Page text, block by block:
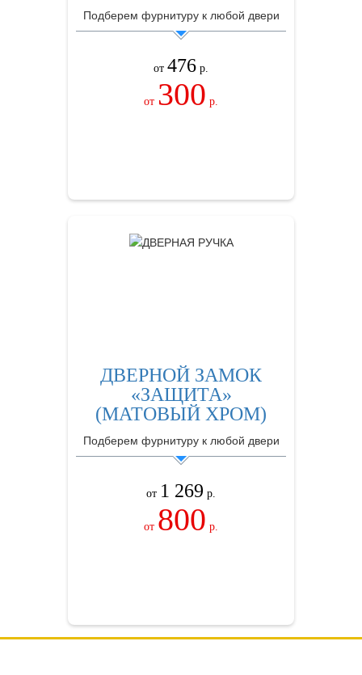
Подберем фурнитуру к любой двери
от 476 р.
от 300 р.
ДВЕРНОЙ ЗАМОК
«ЗАЩИТА»
(МАТОВЫЙ ХРОМ)
Подберем фурнитуру к любой двери
от 1 269 р.
от 800 р.